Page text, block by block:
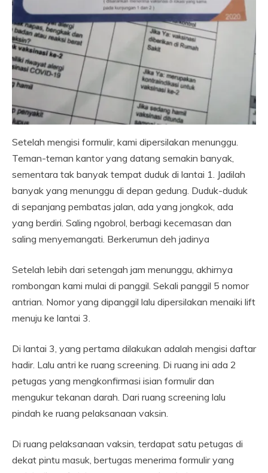
Setelah mengisi formulir, kami dipersilakan menunggu.
Teman-teman kantor yang datang semakin banyak,
sementara tak banyak tempat duduk di lantai 1. Jadilah
banyak yang menunggu di depan gedung. Duduk-duduk
di sepanjang pembatas jalan, ada yang jongkok, ada
yang berdiri. Saling ngobrol, berbagi kecemasan dan
saling menyemangati. Berkerumun deh jadinya
Setelah lebih dari setengah jam menunggu, akhirnya
rombongan kami mulai di panggil. Sekali panggil 5 nomor
antrian. Nomor yang dipanggil lalu dipersilakan menaiki lift
menuju ke lantai 3.
Di lantai 3, yang pertama dilakukan adalah mengisi daftar
hadir. Lalu antri ke ruang screening. Di ruang ini ada 2
petugas yang mengkonfirmasi isian formulir dan
mengukur tekanan darah. Dari ruang screening lalu
pindah ke ruang pelaksanaan vaksin.
Di ruang pelaksanaan vaksin, terdapat satu petugas di
dekat pintu masuk, bertugas menerima formulir yang